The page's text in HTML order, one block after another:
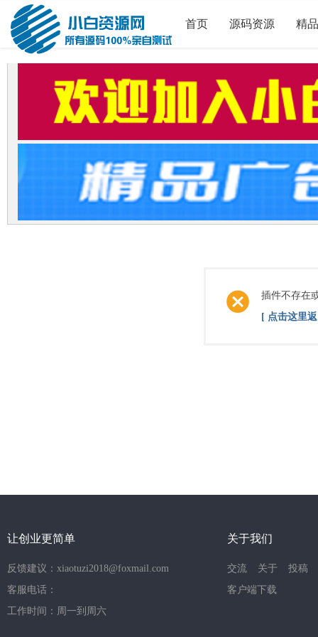
首页 源码资源 精
插件不存在
[ 点击这里
让创业更简单
反馈建议：xiaotuzi2018@foxmail.com
客服电话：
工作时间：周一到周六
关于我们
交流 关于
投稿
客户端下载